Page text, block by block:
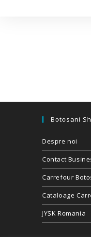
Botosani
Despre noi
Contact
Carrefour
Cataloage
JYSK Romania